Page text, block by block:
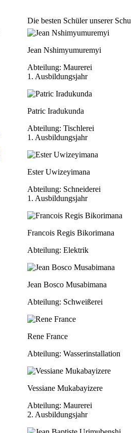
Die besten Schüler unserer
Jean Nshimyumuremyi
Abteilung: Maurerei
1. Ausbildungsjahr
Patric Iradukunda
Abteilung: Tischlerei
1. Ausbildungsjahr
Ester Uwizeyimana
Abteilung: Schneiderei
1. Ausbildungsjahr
Francois Regis Bikorimana
Abteilung: Elektrik
Jean Bosco Musabimana
Abteilung: Schweißerei
Rene France
Abteilung: Wasserinstallation
Vessiane Mukabayizere
Abteilung: Maurerei
2. Ausbildungsjahr